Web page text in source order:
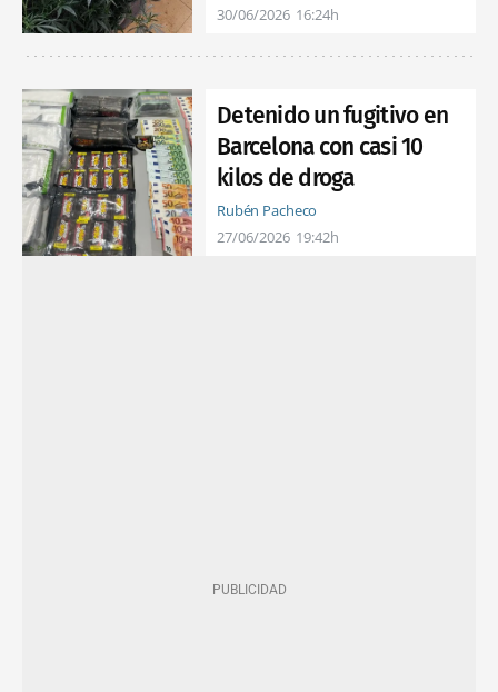
30/06/2026 16:24h
Detenido un fugitivo en
Barcelona con casi 10
kilos de droga
Rubén Pacheco
27/06/2026 19:42h